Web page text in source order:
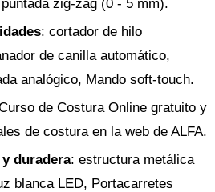
zig-zag (0 - 5 mm).
: cortador de hilo
de canilla automático,
analógico, Mando soft-touch.
de Costura Online gratuito y
de costura en la web de ALFA.
duradera: estructura metálica
blanca LED, Portacarretes